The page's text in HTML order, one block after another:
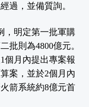
過，並備質詢。
，明定第一批軍購
批則為4800億元。
個月內提出專案報
案，並於2個月內
箭系統約8億元首